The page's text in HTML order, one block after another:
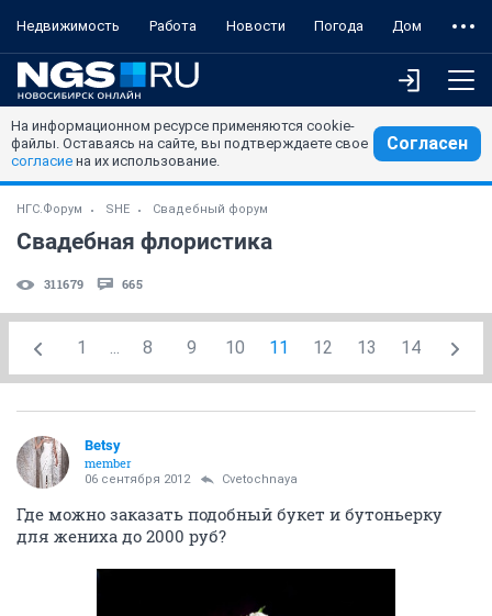
Недвижимость Работа Новости Погода Дом
На информационном ресурсе применяются cookie-
файлы. Оставаясь на сайте, вы подтверждаете свое
согласие на их использование.
Согласен
НГС.Форум SHE Свадебный форум
Свадебная флористика
311679 665
1 ... 8 9 10 11 12 13 14
Betsy
member
06 сентября 2012 Cvetochnaya
Где можно заказать подобный букет и бутоньерку
для жениха до 2000 руб?